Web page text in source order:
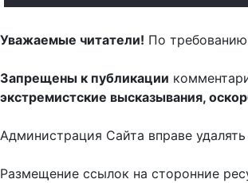
Уважаемые читатели! По
Запрещены к публикации
экстремистские высказывания,
Администрация Сайта вправе
Размещение ссылок на сторонние